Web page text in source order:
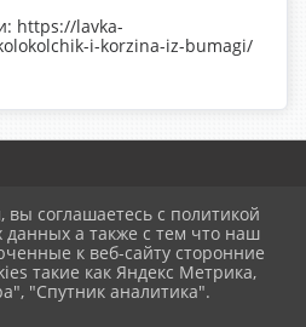
https://lavka-
i-korzina-iz-bumagi/
данных
соглашаетесь с политикой
данных а также с тем что наш
к веб-сайту сторонние
такие как Яндекс Метрика,
"Спутник аналитика".